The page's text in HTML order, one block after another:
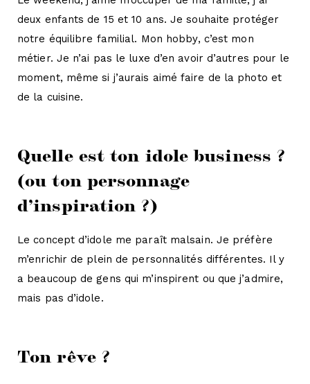
deux enfants de 15 et 10 ans. Je souhaite protéger
notre équilibre familial. Mon hobby, c’est mon
métier. Je n’ai pas le luxe d’en avoir d’autres pour le
moment, même si j’aurais aimé faire de la photo et
de la cuisine.
Quelle est ton idole business ?
(ou ton personnage
d’inspiration ?)
Le concept d’idole me paraît malsain. Je préfère
m’enrichir de plein de personnalités différentes. Il y
a beaucoup de gens qui m’inspirent ou que j’admire,
mais pas d’idole.
Ton rêve ?